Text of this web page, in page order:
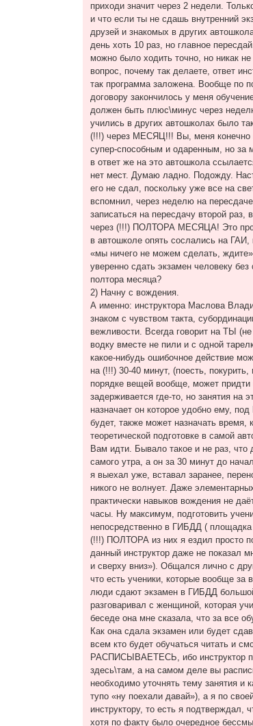
приходи значит через 2 недели.
и что если ты не сдашь внутренний
друзей и знакомых в других
день хоть 10 раз, но главное
можно было ходить точно, но никак
вопрос, почему так делаете, ответ
так программа заложена. Вообще по
договору закончилось у меня
должен быть плюс\минус через
учились в других автошколах было
(!!!) через МЕСЯЦ!!! Вы, меня конечно
супер-способным и одаренным, но за
в ответ же на это автошкола
нет мест. Думаю ладно. Подожду.
его не сдал, поскольку уже все на
вспомнил, через неделю на
записаться на пересдачу второй раз,
через (!!!) ПОЛТОРА МЕСЯЦА! Это
в автошколе опять сослались на
«мы ничего не можем сделать,
уверенно сдать экзамен человеку
полтора месяца?
2) Начну с вождения.
А именно: инструктора Маслова
знаком с чувством такта,
вежливости. Всегда говорит на ТЫ
водку вместе не пили и с одной
какое-нибудь ошибочное действие
на (!!!) 30-40 минут, (поесть,
порядке вещей вообще, может придти
задерживается где-то, но занятия на
назначает он которое удобно ему,
будет, также может назначать время,
теоретической подготовке в самой
Вам идти. Бывало такое и не раз, что
самого утра, а он за 30 минут до
я выехал уже, вставал заранее,
никого не волнует. Даже
практически навыков вождения не
часы. Ну максимум, подготовить
непосредственно в ГИБДД (
(!!!) ПОЛТОРА из них я ездил просто
данный инструктор даже не показал
и сверху вниз»). Общался лично с
что есть ученики, которые вообще за
люди сдают экзамен в ГИБДД
разговаривал с женщиной, которая
беседе она мне сказала, что за все
Как она сдала экзамен или будет
всем кто будет обучаться читать и
РАСПИСЫВАЕТЕСЬ, ибо инструктор
здесь\там, а на самом деле вы
необходимо уточнять тему занятия и
тупо «ну поехали давай»), а я по
инструктору, то есть я подтверждал,
хотя по факту было очередное